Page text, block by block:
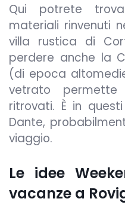
Qui potrete
materiali rinvenuti
villa rustica di
perdere anche la
(di epoca
vetrato
ritrovati. È in
Dante,
viaggio.
Le idee
vacanze a